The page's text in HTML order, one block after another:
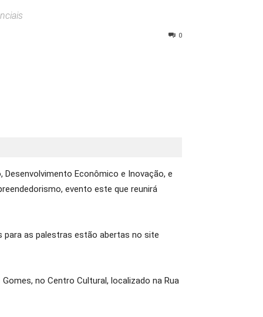
0
Desenvolvimento Econômico e Inovação, e
evento este que reunirá
para as palestras estão abertas no site
no Centro Cultural, localizado na Rua